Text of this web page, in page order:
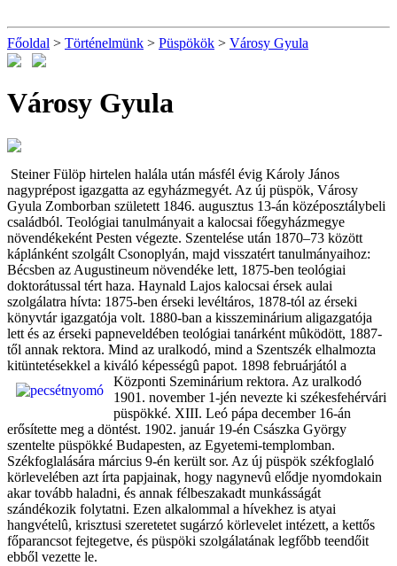
Főoldal > Történelmünk > Püspökök > Városy Gyula
Városy Gyula
Steiner Fülöp hirtelen halála után másfél évig Károly János
nagyprépost igazgatta az egyházmegyét. Az új püspök, Városy
Gyula Zomborban született 1846. augusztus 13-án középosztálybeli
családból. Teológiai tanulmányait a kalocsai főegyházmegye
növendékeként Pesten végezte. Szentelése után 1870–73 között
káplánként szolgált Csonoplyán, majd visszatért tanulmányaihoz:
Bécsben az Augustineum növendéke lett, 1875-ben teológiai
doktorátussal tért haza. Haynald Lajos kalocsai érsek aulai
szolgálatra hívta: 1875-ben érseki levéltáros, 1878-tól az érseki
könyvtár igazgatója volt. 1880-ban a kisszeminárium aligazgatója
lett és az érseki papneveldében teológiai tanárként mûködött, 1887-
től annak rektora. Mind az uralkodó, mind a Szentszék elhalmozta
kitüntetésekkel a kiváló képességû papot. 1898 februárjától a
Központi Szeminárium rektora. Az uralkodó
1901. november 1-jén nevezte ki székesfehérvári
püspökké. XIII. Leó pápa december 16-án
erősítette meg a döntést. 1902. január 19-én Császka György
szentelte püspökké Budapesten, az Egyetemi-templomban.
Székfoglalására március 9-én került sor. Az új püspök székfoglaló
körlevelében azt írta papjainak, hogy nagynevû elődje nyomdokain
akar tovább haladni, és annak félbeszakadt munkásságát
szándékozik folytatni. Ezen alkalommal a hívekhez is atyai
hangvételû, krisztusi szeretetet sugárzó körlevelet intézett, a kettős
főparancsot fejtegetve, és püspöki szolgálatának legfőbb teendőit
ebből vezette le.